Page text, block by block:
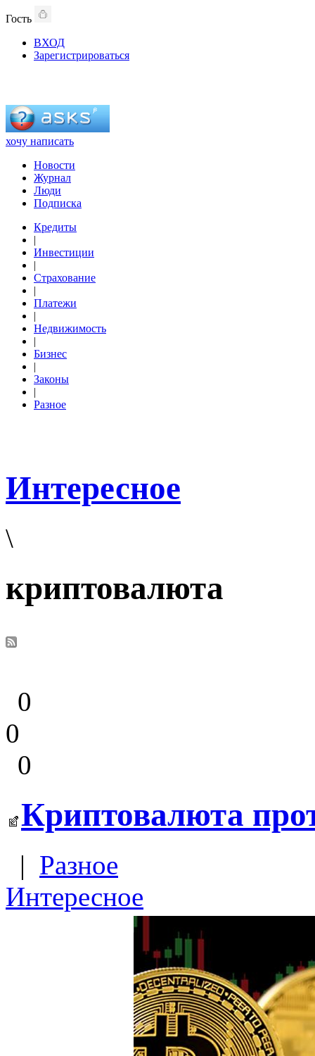
Гость
ВХОД
Зарегистрироваться
хочу написать
Новости
Журнал
Люди
Подписка
Кредиты
|
Инвестиции
|
Страхование
|
Платежи
|
Недвижимость
|
Бизнес
|
Законы
|
Разное
Интересное
\
криптовалюта
0
0
0
Криптовалюта
| Разное
Интересное